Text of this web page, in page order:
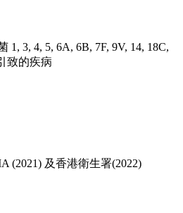
1, 3, 4, 5, 6A, 6B, 7F, 9V, 14, 18C,
致的疾病
(2021) 及香港衛生署(2022)